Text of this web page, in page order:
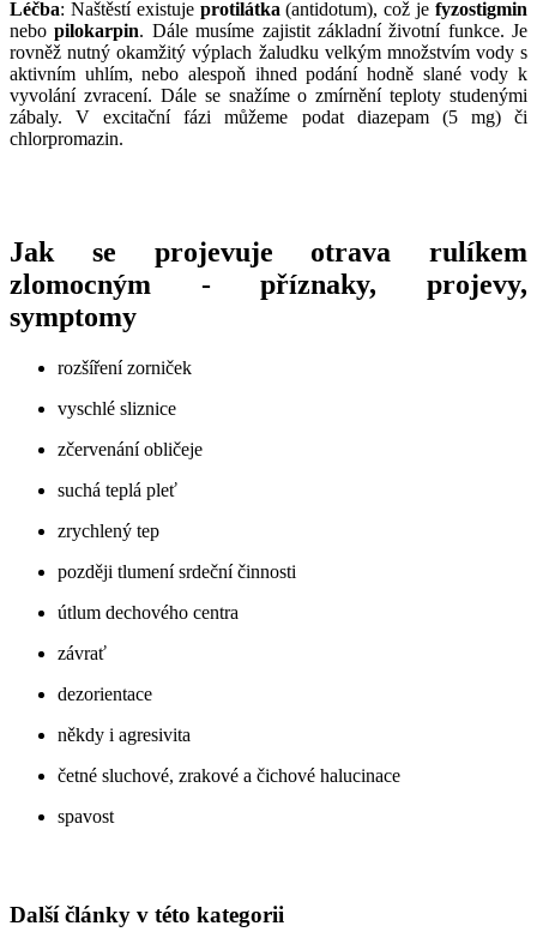
Léčba: Naštěstí existuje protilátka(antidotum), což jefyzostigmin
nebopilokarpin. Dále musíme zajistit základní životní funkce. Je
rovněž nutný okamžitý výplach žaludku velkým množstvím vody s
aktivním uhlím, nebo alespoň ihned podání hodně slané vody k
vyvolání zvracení. Dále se snažíme o zmírnění teploty studenými
zábaly. V excitační fázi můžeme podat diazepam (5 mg) či
chlorpromazin.
Jak se projevuje otrava rulíkem
zlomocným - příznaky, projevy,
symptomy
rozšíření zorniček
vyschlé sliznice
zčervenání obličeje
suchá teplá pleť
zrychlený tep
později tlumení srdeční činnosti
útlum dechového centra
závrať
dezorientace
někdy i agresivita
četné sluchové, zrakové a čichové halucinace
spavost
Další články v této kategorii